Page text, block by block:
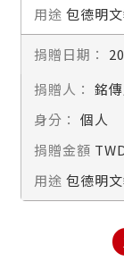
包德明
銘
個人
包德明